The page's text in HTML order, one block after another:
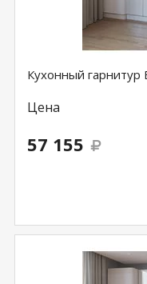
Кухонный
Цена
57 155